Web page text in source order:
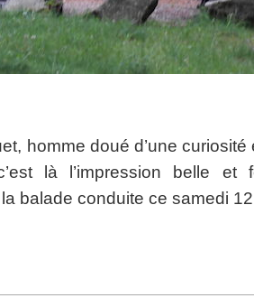
homme doué d’une
là l’impression belle
balade conduite ce samedi